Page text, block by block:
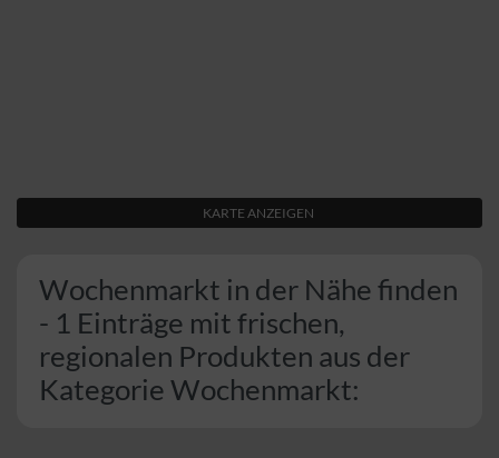
KARTE ANZEIGEN
Wochenmarkt in der Nähe finden
- 1 Einträge mit frischen,
regionalen Produkten aus der
Kategorie Wochenmarkt: